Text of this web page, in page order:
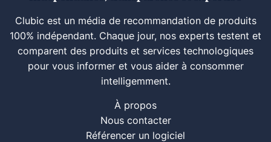
Clubic est un média de recommandation de produits
100% indépendant. Chaque jour, nos experts testent et
comparent des produits et services technologiques
pour vous informer et vous aider à consommer
intelligemment.
À propos
Nous contacter
Référencer un logiciel